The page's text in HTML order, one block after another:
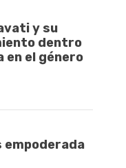
y su
dentro
en el género
empoderada